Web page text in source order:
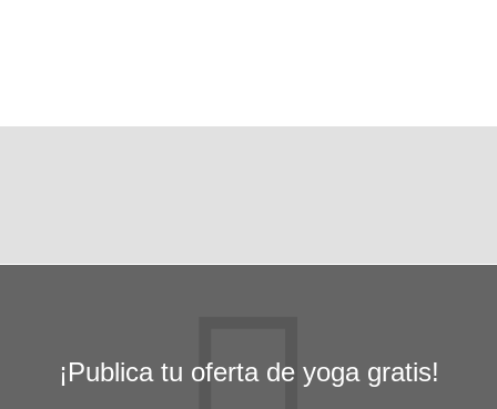
¡Publica tu oferta de yoga gratis!